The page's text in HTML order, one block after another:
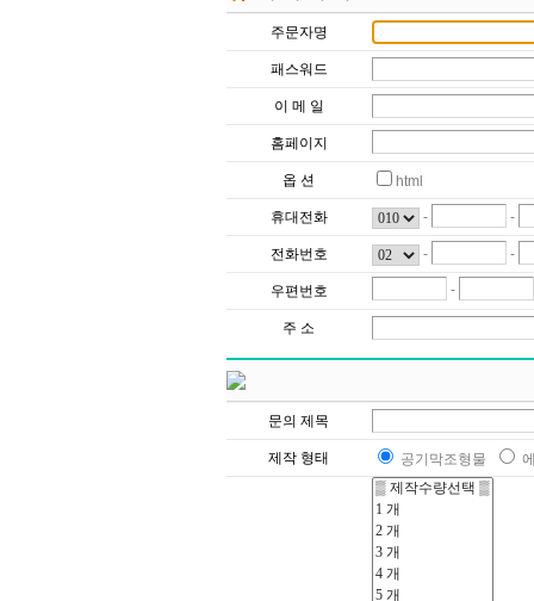
주문자명
패스워드
이 메 일
홈페이지
옵 션 html
휴대전화 - -
전화번호 - -
우편번호 -
주 소
문의 제목
제작 형태 공기막조형물